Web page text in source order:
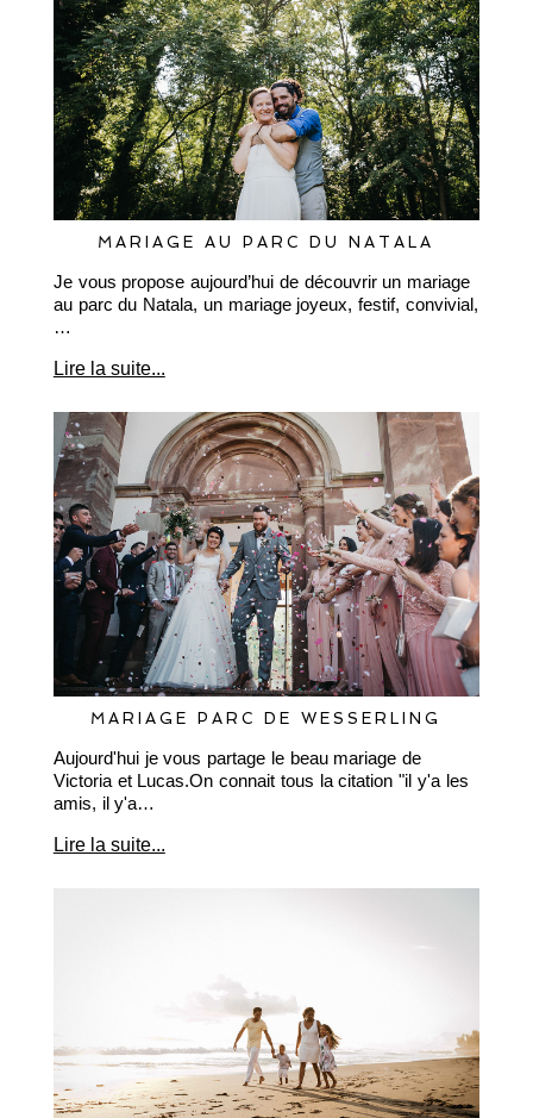
MARIAGE AU PARC DU NATALA
Je vous propose aujourd’hui de découvrir un mariage
au parc du Natala, un mariage joyeux, festif, convivial,
…
Lire la suite...
MARIAGE PARC DE WESSERLING
Aujourd'hui je vous partage le beau mariage de
Victoria et Lucas.On connait tous la citation "il y'a les
amis, il y'a…
Lire la suite...